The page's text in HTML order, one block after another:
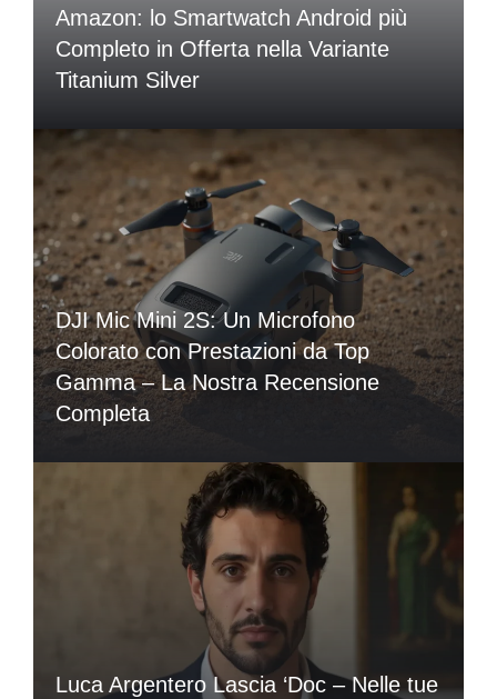
Amazon: lo Smartwatch Android più
Completo in Offerta nella Variante
Titanium Silver
DJI Mic Mini 2S: Un Microfono
Colorato con Prestazioni da Top
Gamma – La Nostra Recensione
Completa
Luca Argentero Lascia ‘Doc – Nelle tue